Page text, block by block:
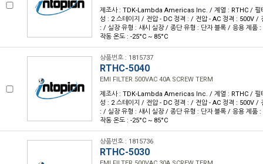
제조사 : TDK-Lambda Americas Inc. / 계열 : RTHC / 필
성 : 2 스테이지 / 전압 - DC 정격 : / 전압 - AC 정격 : 500V /
: / 실장 유형 : 섀시 실장 / 종단 유형 : 단자 블록 / 응용 제품
작동 온도 : -25°C ~ 85°C
상품번호 : 1815737
RTHC-5040
EMI FILTER 500VAC 40A SCREW TERM
제조사 : TDK-Lambda Americas Inc. / 계열 : RTHC / 필
성 : 2 스테이지 / 전압 - DC 정격 : / 전압 - AC 정격 : 500V /
: / 실장 유형 : 섀시 실장 / 종단 유형 : 단자 블록 / 응용 제품
작동 온도 : -25°C ~ 85°C
상품번호 : 1815736
RTHC-5030